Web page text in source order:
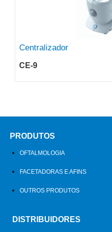
Centralizador
CE-9
PRODUTOS
OFTALMOLOGIA
FACETADORAS E AFINS
OUTROS PRODUTOS
DISTRIBUIDORES